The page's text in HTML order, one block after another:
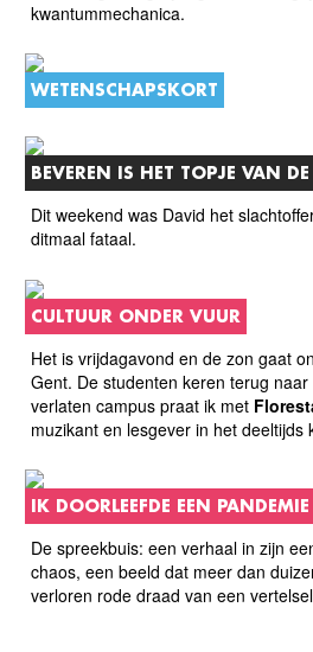
kwantummechanica.
WETENSCHAPSKORT
BEVEREN IS HET TOPJE VAN
Dit weekend was David het
ditmaal fataal.
CULTUUR ONDER VUUR
Het is vrijdagavond en de zon gaat
Gent. De studenten keren terug
verlaten campus praat ik met
muzikant en lesgever in het deeltijds
IK DOORLEEFDE EEN
De spreekbuis: een verhaal in zijn
chaos, een beeld dat meer dan
verloren rode draad van een